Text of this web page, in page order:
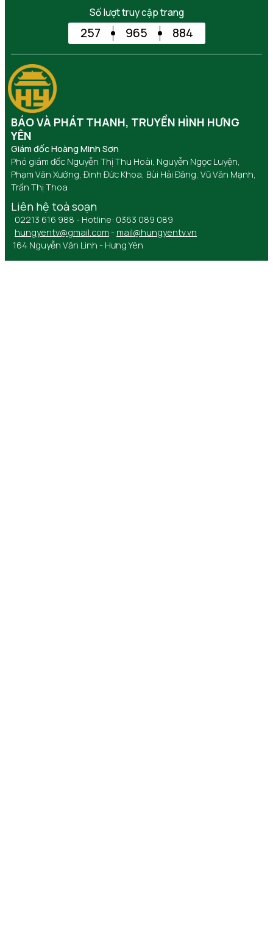
Số lượt truy cập trang
257 965 884
BÁO VÀ PHÁT THANH, TRUYỀN HÌNH HƯNG
YÊN
Giám đốc Hoàng Minh Sơn
Phó giám đốc Nguyễn Thị Thu Hoài, Nguyễn Ngọc Luyện,
Phạm Văn Xướng, Đinh Đức Khoa, Bùi Hải Đăng, Vũ Văn Mạnh,
Trần Thị Thoa
Liên hệ toà soạn
02213 616 988 - Hotline: 0363 089 089
hungyentv@gmail.com - mail@hungyentv.vn
164 Nguyễn Văn Linh - Hưng Yên